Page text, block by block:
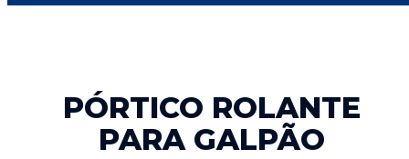
PÓRTICO ROLANTE
PARA GALPÃO